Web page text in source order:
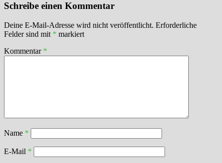
Schreibe einen Kommentar
Deine E-Mail-Adresse wird nicht veröffentlicht. Erforderliche
Felder sind mit * markiert
Kommentar *
Name *
E-Mail *